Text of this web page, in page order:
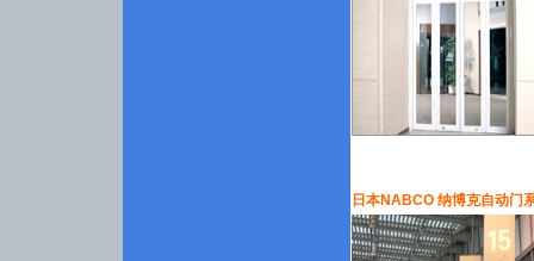
日本NABCO 纳博克自动门